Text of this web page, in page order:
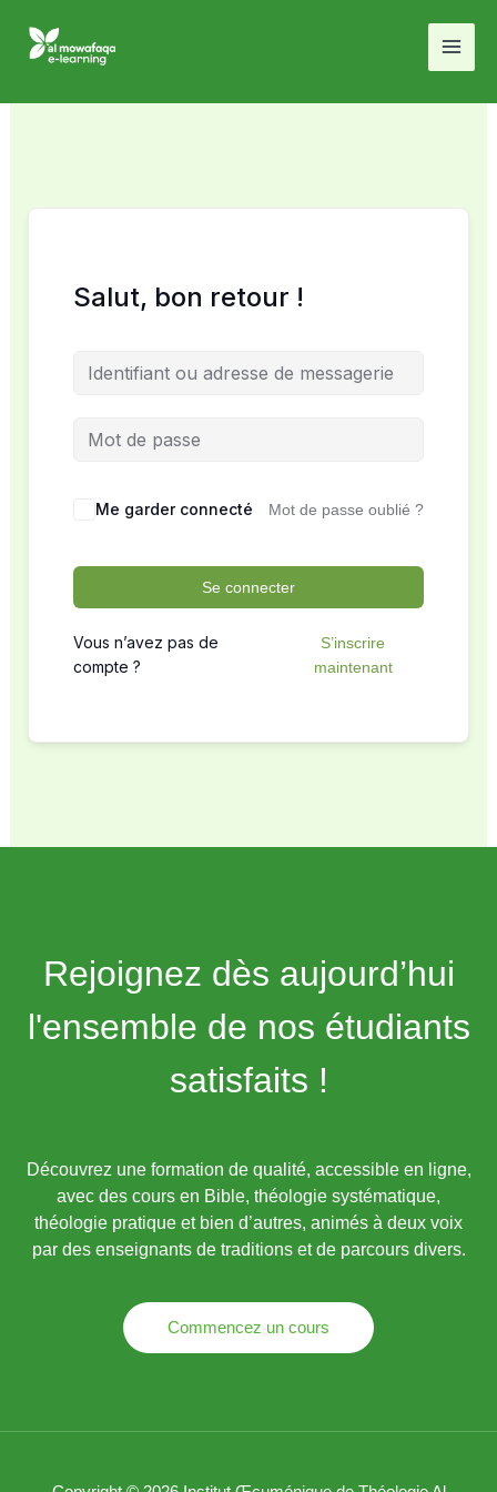
contenu
Salut, bon retour !
Me garder connecté Mot de passe oublié ?
Se connecter
Vous n’avez pas de
compte ?
S’inscrire
maintenant
Rejoignez dès aujourd’hui
l'ensemble de nos étudiants
satisfaits !
Découvrez une formation de qualité, accessible en ligne,
avec des cours en Bible, théologie systématique,
théologie pratique et bien d’autres, animés à deux voix
par des enseignants de traditions et de parcours divers.
Commencez un cours